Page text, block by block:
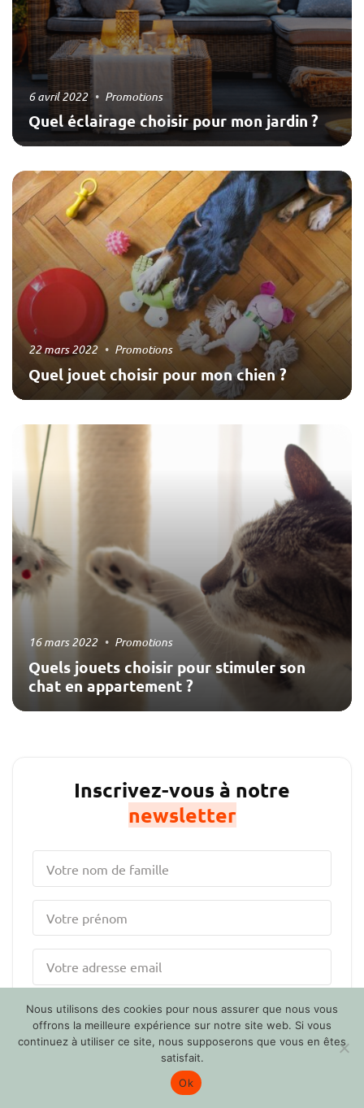
Quel éclairage choisir pour mon jardin ?
6 avril 2022 Promotions
Quel jouet choisir pour mon chien ?
22 mars 2022 Promotions
Quels jouets choisir pour stimuler son
chat en appartement ?
16 mars 2022 Promotions
Inscrivez-vous à notre
newsletter
S'inscrire
Nous utilisons des cookies pour nous assurer que nous vous
offrons la meilleure expérience sur notre site web. Si vous
continuez à utiliser ce site, nous supposerons que vous en êtes
satisfait.
Ok